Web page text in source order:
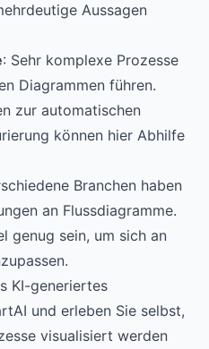
Aussagen
: Sehr komplexe Prozesse
Diagrammen führen.
zur automatischen
können hier Abhilfe
Branchen haben
an Flussdiagramme.
genug sein, um sich an
KI-generiertes
und erleben Sie selbst,
visualisiert werden